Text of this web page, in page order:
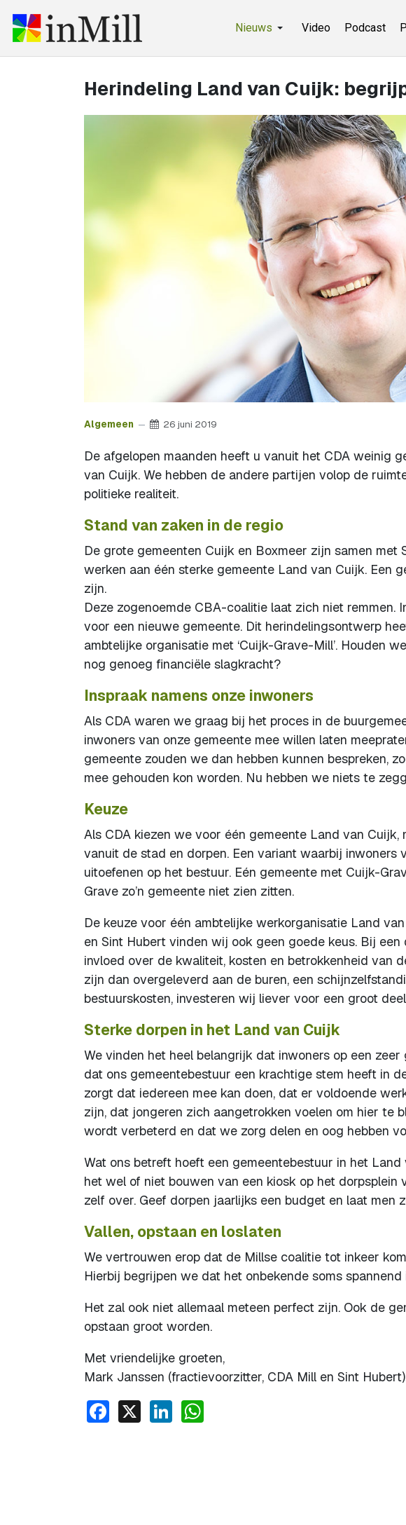
Nieuws Video Podcast
Herindeling Land van Cuijk:
Algemeen 26 juni 2019
De afgelopen maanden heeft u vanuit het CDA weinig
van Cuijk. We hebben de andere partijen volop de
politieke realiteit.
Stand van zaken in de regio
De grote gemeenten Cuijk en Boxmeer zijn samen
werken aan één sterke gemeente Land van Cuijk. Een
zijn.
Deze zogenoemde CBA-coalitie laat zich niet remmen.
voor een nieuwe gemeente. Dit herindelingsontwerp
ambtelijke organisatie met ‘Cuijk-Grave-Mill’. Houden
nog genoeg financiële slagkracht?
Inspraak namens onze inwoners
Als CDA waren we graag bij het proces in de
inwoners van onze gemeente mee willen laten
gemeente zouden we dan hebben kunnen bespreken,
mee gehouden kon worden. Nu hebben we niets te
Keuze
Als CDA kiezen we voor één gemeente Land van
vanuit de stad en dorpen. Een variant waarbij
uitoefenen op het bestuur. Eén gemeente met Cuijk-
Grave zo’n gemeente niet zien zitten.
De keuze voor één ambtelijke werkorganisatie Land
en Sint Hubert vinden wij ook geen goede keus. Bij
invloed over de kwaliteit, kosten en betrokkenheid van
zijn dan overgeleverd aan de buren, een
bestuurskosten, investeren wij liever voor een groot
Sterke dorpen in het Land van Cuijk
We vinden het heel belangrijk dat inwoners op een
dat ons gemeentebestuur een krachtige stem heeft in
zorgt dat iedereen mee kan doen, dat er voldoende
zijn, dat jongeren zich aangetrokken voelen om hier te
wordt verbeterd en dat we zorg delen en oog hebben
Wat ons betreft hoeft een gemeentebestuur in het
het wel of niet bouwen van een kiosk op het dorpsplein
zelf over. Geef dorpen jaarlijks een budget en laat men
Vallen, opstaan en loslaten
We vertrouwen erop dat de Millse coalitie tot inkeer
Hierbij begrijpen we dat het onbekende soms spannend
Het zal ook niet allemaal meteen perfect zijn. Ook de
opstaan groot worden.
Met vriendelijke groeten,
Mark Janssen (fractievoorzitter, CDA Mill en Sint Hubert)
Facebook
X LinkedIn